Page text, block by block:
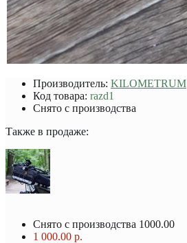
Производитель: KILOMETRUM
Код товара: razd1
Снято с производства
Также в продаже:
Снято с производства 1000.00
1 000.00 р.